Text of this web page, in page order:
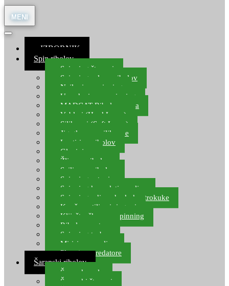
≡ IZBORNIK
Spin ribolov
Spinning štapovi
Spinning role za ribolov
Najloni za spinning
Upredenice za spinning
MADCAT Ribolov soma
Vobleri (Hard Lures)
Silikonci (Soft Lures)
Jig glave za silikonce
Leptiri za ribolov
Glavinjare
Žlice za ribolov
Sajlice za ribolov
Spinning setovi
Spinning kompleti varalica
Spinning udice, dvokuke, trokuke
Kopče, vrtilice i ringovi
Kliješta, škare za spinning
Ribolov pastrve
Spinning torbe
Mirisi za varalice
Plovci za predatore
Šaranski ribolov
Šaranske role
Šaranski štapovi